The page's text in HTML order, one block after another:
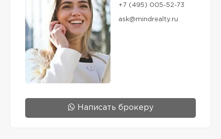
+7 (495) 005-52-73
ask@mindrealty.ru
Написать брокеру